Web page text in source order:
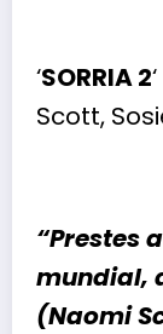
‘SORRIA 2
Scott,
“Prestes
mundial,
(Naomi